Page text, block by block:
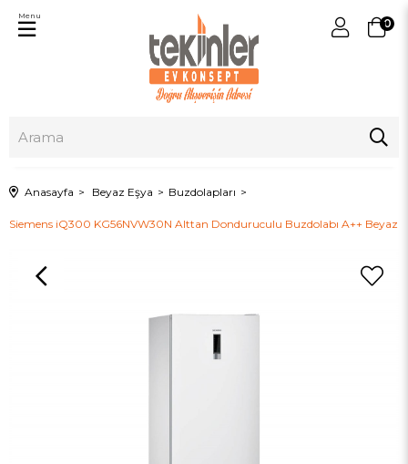
0
Menu
Anasayfa Beyaz Eşya Buzdolapları
Siemens iQ300 KG56NVW30N Alttan Donduruculu Buzdolabı A++ Beyaz